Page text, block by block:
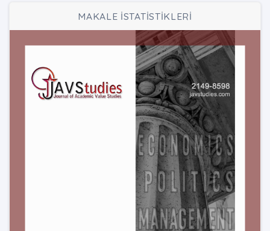
MAKALE İSTATİSTİKLERİ